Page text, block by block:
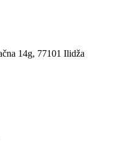
14g, 77101 Ilidža